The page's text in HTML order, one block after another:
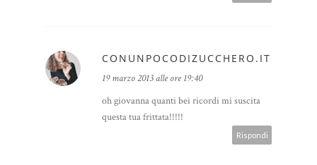
CONUNPOCODIZUCCHERO.IT
19 marzo 2013 alle ore 19:40
oh giovanna quanti bei ricordi mi suscita
questa tua frittata!!!!!
Rispondi